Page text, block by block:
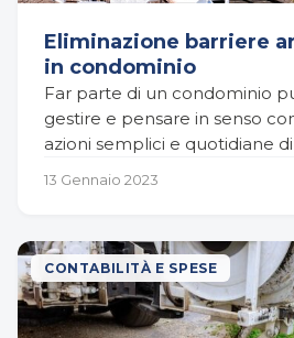
Eliminazione barriere
in condominio
Far parte di un condominio
gestire e pensare in senso
azioni semplici e quotidiane
ordinaria, come la cura del
13 Gennaio 2023
CONTABILITÀ E SPESE